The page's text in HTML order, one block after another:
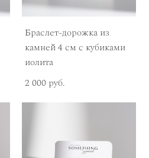
Браслет-дорожка из
камней 4 см с кубиками
иолита
2 000 pуб.